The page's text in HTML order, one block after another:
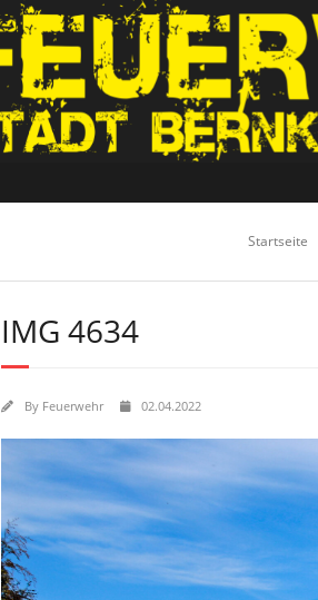
Startseite
IMG 4634
By Feuerwehr 02.04.2022